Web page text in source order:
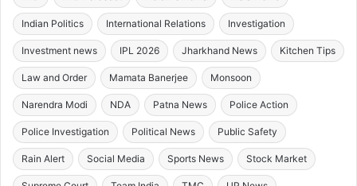
Indian Politics International Relations Investigation
Investment news IPL 2026 Jharkhand News Kitchen Tips
Law and Order Mamata Banerjee Monsoon
Narendra Modi NDA Patna News Police Action
Police Investigation Political News Public Safety
Rain Alert Social Media Sports News Stock Market